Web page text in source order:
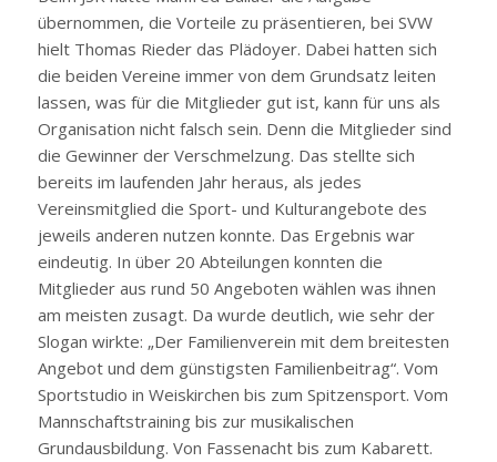
übernommen, die Vorteile zu präsentieren, bei SVW
hielt Thomas Rieder das Plädoyer. Dabei hatten sich
die beiden Vereine immer von dem Grundsatz leiten
lassen, was für die Mitglieder gut ist, kann für uns als
Organisation nicht falsch sein. Denn die Mitglieder sind
die Gewinner der Verschmelzung. Das stellte sich
bereits im laufenden Jahr heraus, als jedes
Vereinsmitglied die Sport- und Kulturangebote des
jeweils anderen nutzen konnte. Das Ergebnis war
eindeutig. In über 20 Abteilungen konnten die
Mitglieder aus rund 50 Angeboten wählen was ihnen
am meisten zusagt. Da wurde deutlich, wie sehr der
Slogan wirkte: „Der Familienverein mit dem breitesten
Angebot und dem günstigsten Familienbeitrag“. Vom
Sportstudio in Weiskirchen bis zum Spitzensport. Vom
Mannschaftstraining bis zur musikalischen
Grundausbildung. Von Fassenacht bis zum Kabarett.